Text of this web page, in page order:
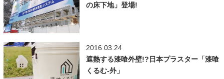
の床下地」登場!
2016.03.24
遮熱する漆喰外壁!?日本プラスター「漆喰
くるむ-外」